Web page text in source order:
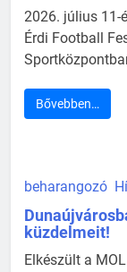
2026. július 11-
Érdi Football
Bővebben…
beharangozó
küzdelmeit!
Elkészült a